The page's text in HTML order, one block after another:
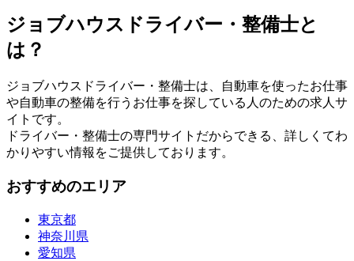
ジョブハウスドライバー・整備士と
は？
ジョブハウスドライバー・整備士は、自動車を使ったお仕事
や自動車の整備を行うお仕事を探している人のための求人サ
イトです。
ドライバー・整備士の専門サイトだからできる、詳しくてわ
かりやすい情報をご提供しております。
おすすめのエリア
東京都
神奈川県
愛知県